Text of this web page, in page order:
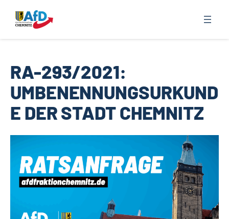
Inhalt
springen
RA-293/2021:
UMBENENNUNGSURKUND
E DER STADT CHEMNITZ